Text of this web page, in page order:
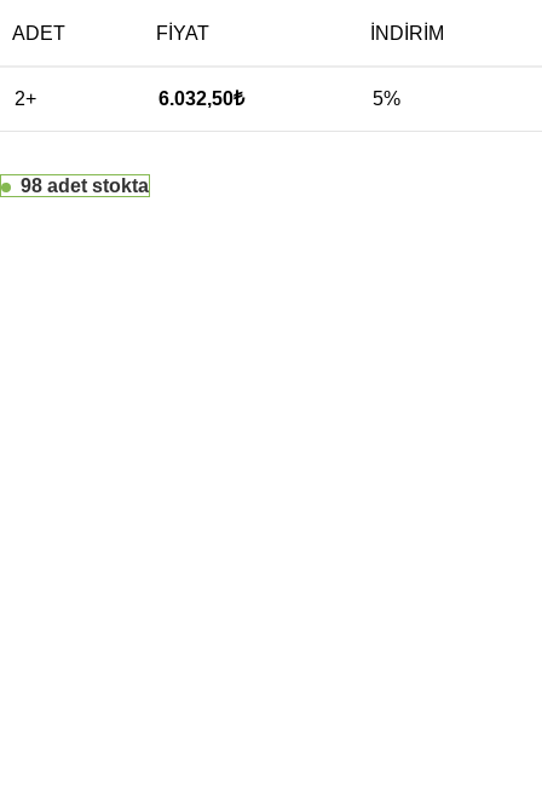
ADET FIYAT İNDIRIM
2+ 6.032,50₺ 5%
98 adet stokta